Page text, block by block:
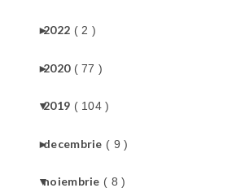
►
2022 ( 2 )
►
2020 ( 77 )
▼
2019 ( 104 )
►
decembrie ( 9 )
▼
noiembrie ( 8 )